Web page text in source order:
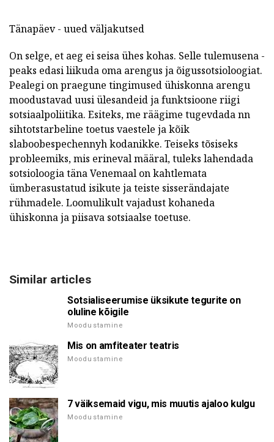
Tänapäev - uued väljakutsed
On selge, et aeg ei seisa ühes kohas. Selle tulemusena -
peaks edasi liikuda oma arengus ja õigussotsioloogiat.
Pealegi on praegune tingimused ühiskonna arengu
moodustavad uusi ülesandeid ja funktsioone riigi
sotsiaalpoliitika. Esiteks, me räägime tugevdada nn
sihtotstarbeline toetus vaestele ja kõik
slaboobespechennyh kodanikke. Teiseks tõsiseks
probleemiks, mis erineval määral, tuleks lahendada
sotsioloogia täna Venemaal on kahtlemata
ümberasustatud isikute ja teiste sisserändajate
rühmadele. Loomulikult vajadust kohaneda
ühiskonna ja piisava sotsiaalse toetuse.
Similar articles
Sotsialiseerumise üksikute tegurite on
oluline kõigile
Moodustamine
Mis on amfiteater teatris
Moodustamine
7 väiksemaid vigu, mis muutis ajaloo kulgu
Moodustamine